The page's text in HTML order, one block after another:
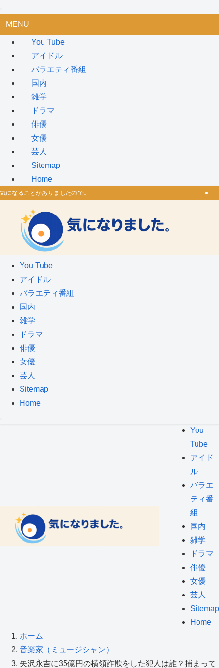
MENU
You Tube
アイドル
バラエティ番組
国内
雑学
ドラマ
俳優
女優
芸人
Sitemap
Home
気になることがありましたので。
You Tube
アイドル
バラエティ番組
国内
雑学
ドラマ
俳優
女優
芸人
Sitemap
Home
You
Tube
アイド
ル
バラエ
ティ番
組
国内
雑学
ドラマ
俳優
女優
芸人
Sitemap
Home
ホーム
音楽家（ミュージシャン）
矢沢永吉に35億円の横領詐欺をした犯人は誰？捕まって